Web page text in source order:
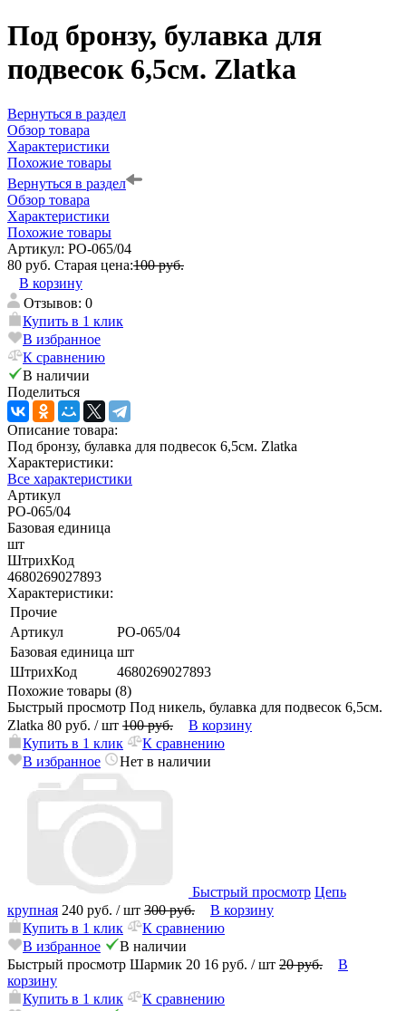
Под бронзу, булавка для
подвесок 6,5см. Zlatka
Вернуться в раздел
Обзор товара
Характеристики
Похожие товары
Вернуться в раздел
Обзор товара
Характеристики
Похожие товары
Артикул: PO-065/04
80 руб. Старая цена:100 руб.
В корзину
Отзывов: 0
Купить в 1 клик
В избранное
К сравнению
В наличии
Поделиться
Описание товара:
Под бронзу, булавка для подвесок 6,5см. Zlatka
Характеристики:
Все характеристики
Артикул
PO-065/04
Базовая единица
шт
ШтрихКод
4680269027893
Характеристики:
Прочие
Артикул
PO-065/04
Базовая единица шт
ШтрихКод
4680269027893
Похожие товары (8)
Быстрый просмотр Под никель, булавка для подвесок 6,5см.
Zlatka 80 руб. / шт 100 руб.
В корзину
Купить в 1 клик
К сравнению
В избранное
Нет в наличии
Быстрый просмотр Цепь
крупная 240 руб. / шт 300 руб.
В корзину
Купить в 1 клик
К сравнению
В избранное
В наличии
Быстрый просмотр Шармик 20 16 руб. / шт 20 руб.
В
корзину
Купить в 1 клик
К сравнению